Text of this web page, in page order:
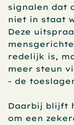
signalen dat
niet in staat
Deze
redelijk is,
meer steun
- de
Daarbij blijft
om een